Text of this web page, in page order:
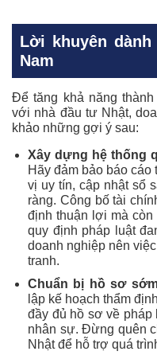
Lời khuyên
Nam
Để tăng khả năng
với nhà đầu tư Nhật,
khảo những gợi ý sau:
Xây dựng hệ thống
Hãy đảm bảo báo
vị uy tín, cập nhật sổ
ràng. Công bố tài
định thuận lợi mà
quy định pháp luật
doanh nghiệp nên
tranh.
Chuẩn bị hồ sơ
lập kế hoạch thẩm
đầy đủ hồ sơ về pháp
nhân sự. Đừng quên
Nhật để hỗ trợ quá